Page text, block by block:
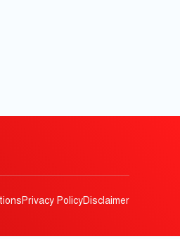
Privacy PolicyDisclaimer